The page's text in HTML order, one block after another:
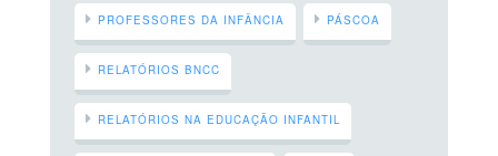
PROFESSORES DA INFÂNCIA PÁSCOA
RELATÓRIOS BNCC
RELATÓRIOS NA EDUCAÇÃO INFANTIL